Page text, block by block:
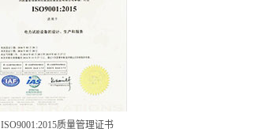
ISO9001:2015质量管理证书